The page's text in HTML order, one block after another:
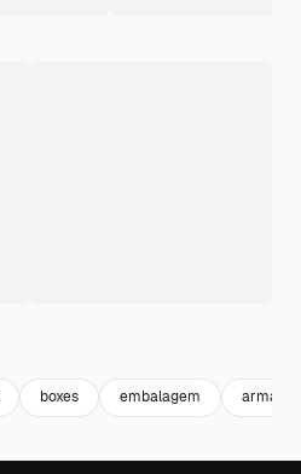
boxes embalagem